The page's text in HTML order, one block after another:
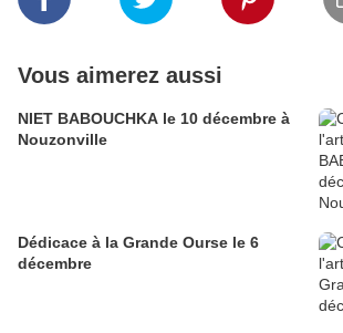
Vous aimerez aussi
NIET BABOUCHKA le 10 décembre à
Nouzonville
Dédicace à la Grande Ourse le 6
décembre